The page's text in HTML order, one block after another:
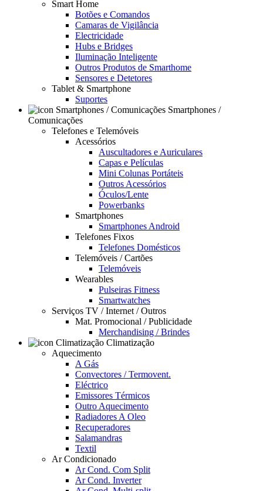
Smart Home
Botões e Comandos
Camaras de Vigilância
Electricidade
Hubs e Bridges
Iluminação Inteligente
Outros Produtos de Smarthome
Sensores e Detetores
Tablet & Smartphone
Suportes
Smartphones /
Comunicações
Telefones e Telemóveis
Acessórios
Auscultadores e Auriculares
Capas e Películas
Mini Colunas Portáteis
Outros Acessórios
Óculos/Lente
Powerbanks
Smartphones
Smartphones Android
Telefones Fixos
Telefones Domésticos
Telemóveis / Cartões
Telemóveis
Wearables
Pulseiras Fitness
Smartwatches
Serviços TV / Internet / Outros
Mat. Promocional / Publicidade
Merchandising / Brindes
Climatização
Aquecimento
A Gás
Convectores / Termovent.
Eléctrico
Emissores Térmicos
Outro Aquecimento
Radiadores A Oleo
Recuperadores
Salamandras
Textil
Ar Condicionado
Ar Cond. Com Split
Ar Cond. Inverter